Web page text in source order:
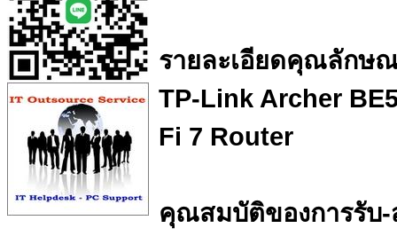
รายละเอียดคุณลักษ
TP-Link Archer
Fi 7 Router
คุณสมบัติของการรับ